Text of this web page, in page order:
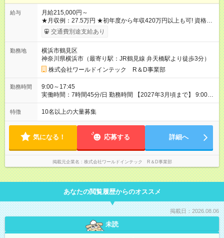
給与
月給215,000円～
★月収例：27.5万円 ★初年度から年収420万円以上も可! 資格手
当の支給や、年2回分の帰省費用全額負担も! ★あなたの頑張り
を給与に反映！ 案件ごとではなく、スキルの向上・資格取得・
しての努力がしっかり報われる体制です！ ※別途賞与年2回支給
（昨年度実績は約3.8ヶ月分）。 ※残業代は別途全額支給いたし
ます。 ※年齢、スキル、適性などを考慮のうえ決定します。
【試用期間】試用期間あり 試用期間の長さ：3ヶ月 雇用形態、
給与は本採用時と同じです。
交通費別途支給あり
勤務地
横浜市鶴見区
神奈川県横浜市（最寄り駅：JR鶴見線 弁天橋駅より徒歩3分）
株式会社ワールドインテック R＆D事業部
勤務時間
9:00～17:45
実働時間：7時間45分/日 勤務時間 【2027年3月頃まで】 9:00～
17:45 （休憩60分） 【2027年4月以降】 6:30～15:15 14:45～
23:30 の交代勤務を予定 ※終電時間等を考慮したシフト調整あり
特徴 10名以上の大量募集
気になる！ 応募する 詳細へ
掲載元企業名 株式会社ワールドインテック R＆D事業部
あなたの閲覧履歴からのオススメ
掲載日：2026.08.06
未読